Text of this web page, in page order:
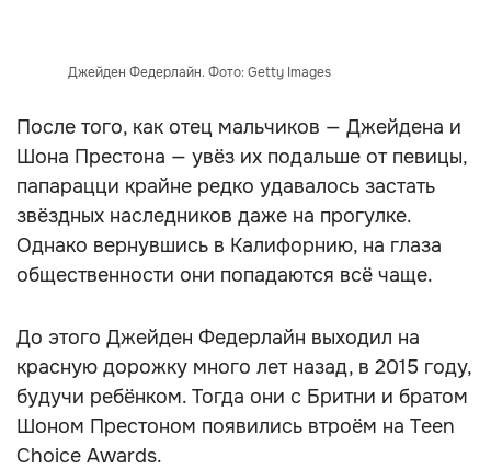
Джейден Федерлайн. Фото: Getty Images
После того, как отец мальчиков — Джейдена и
Шона Престона — увёз их подальше от певицы,
папарацци крайне редко удавалось застать
звёздных наследников даже на прогулке.
Однако вернувшись в Калифорнию, на глаза
общественности они попадаются всё чаще.
До этого Джейден Федерлайн выходил на
красную дорожку много лет назад, в 2015 году,
будучи ребёнком. Тогда они с Бритни и братом
Шоном Престоном появились втроём на Teen
Choice Awards.